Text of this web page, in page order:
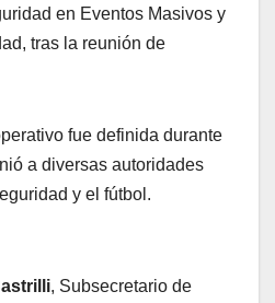
en Eventos Masivos y
tras la reunión de
fue definida durante
a diversas autoridades
y el fútbol.
, Subsecretario de